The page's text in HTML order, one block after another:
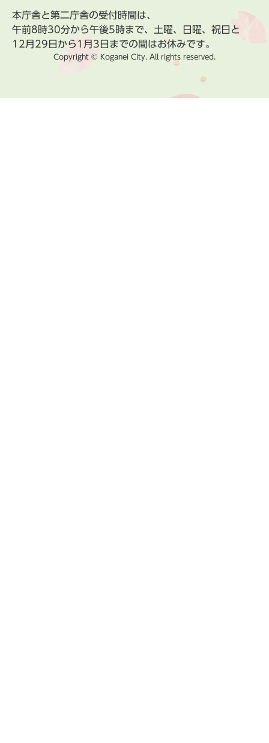
本庁舎と第二庁舎の受付時間は、
午前8時30分から午後5時まで、土曜、日曜、祝日と
12月29日から1月3日までの間はお休みです。
Copyright © Koganei City. All rights reserved.